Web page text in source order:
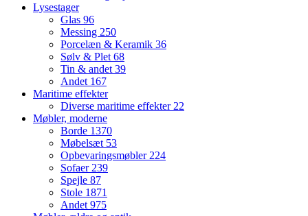
Lysestager
Glas 96
Messing 250
Porcelæn & Keramik 36
Sølv & Plet68
Tin & andet39
Andet 167
Maritime effekter
Diverse maritime effekter22
Møbler, moderne
Borde 1370
Møbelsæt 53
Opbevaringsmøbler224
Sofaer239
Spejle 87
Stole 1871
Andet975